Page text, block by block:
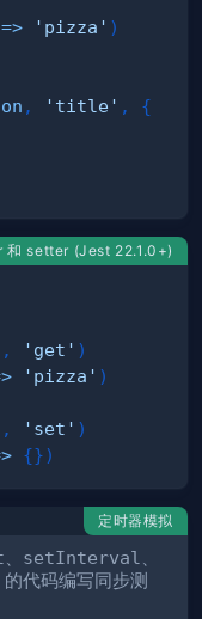
=> 'pizza' )
, 'title' ,
{
和 setter (Jest 22.1.0+)
, 'get' )
'pizza' )
, 'set' )
{})
定时器模拟
、 setInterval 、
的代码编写同步测